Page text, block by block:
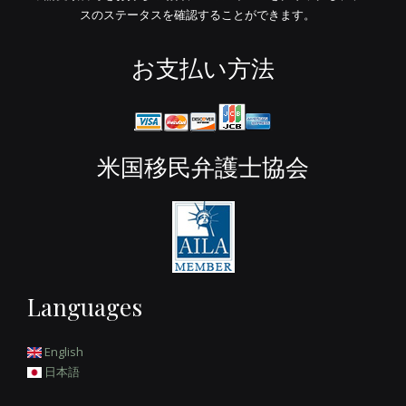
スのステータスを確認することができます。
お支払い方法
米国移民弁護士協会
Languages
English
日本語